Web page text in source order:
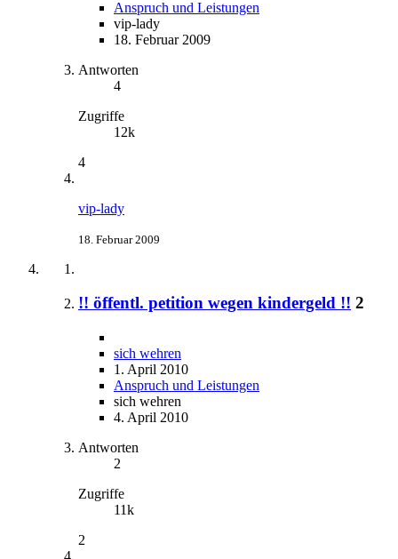
Anspruch und Leistungen
vip-lady
18. Februar 2009
Antworten
4
Zugriffe
12k
4
vip-lady
18. Februar 2009
!! öffentl. petition wegen kindergeld !! 2
sich wehren
1. April 2010
Anspruch und Leistungen
sich wehren
4. April 2010
Antworten
2
Zugriffe
11k
2